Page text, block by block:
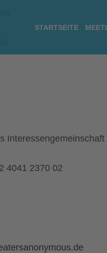
STARTSEITE
Interessengemeinschaft
4041 2370 02